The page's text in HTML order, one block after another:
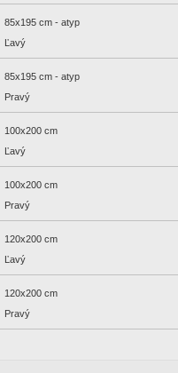
85x195 cm - atyp
Ľavý
85x195 cm - atyp
Pravý
100x200 cm
Ľavý
100x200 cm
Pravý
120x200 cm
Ľavý
120x200 cm
Pravý